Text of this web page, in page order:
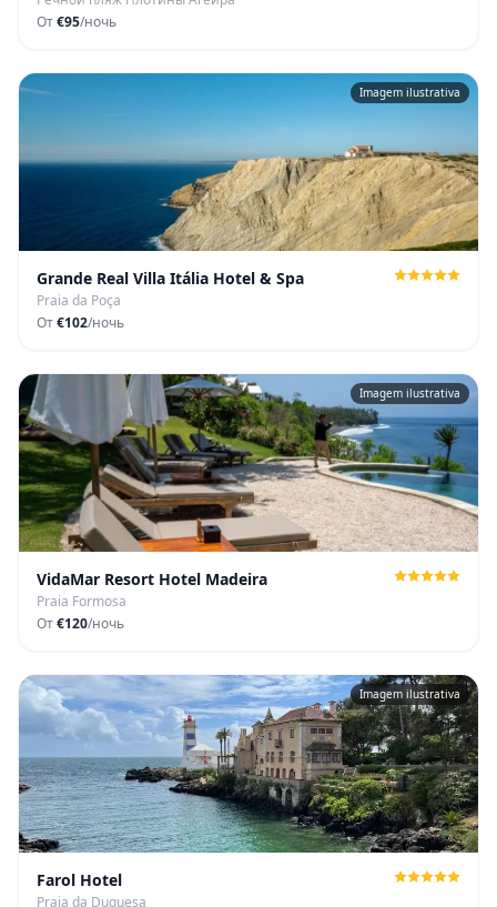
От€95/ночь
Imagem ilustrativa
Grande Real Villa Itália Hotel & Spa
Praia da Poça
От€102/ночь
Imagem ilustrativa
VidaMar Resort Hotel Madeira
Praia Formosa
От€120/ночь
Imagem ilustrativa
Farol Hotel
Praia da Duquesa